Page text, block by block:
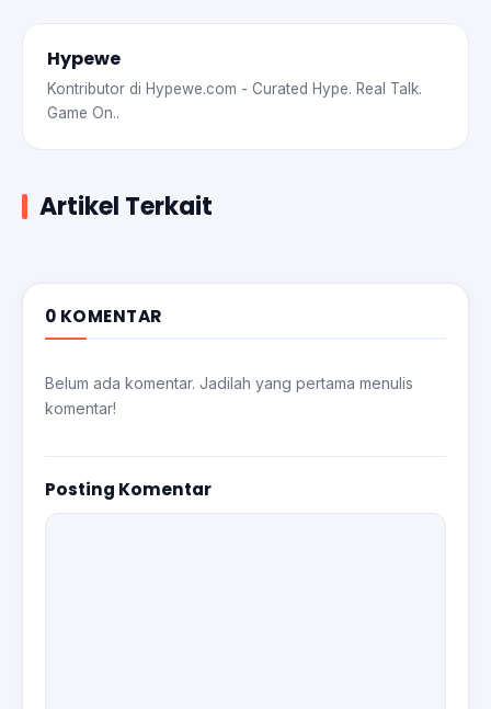
Hypewe
Kontributor di Hypewe.com - Curated Hype. Real Talk.
Game On..
Artikel Terkait
0 KOMENTAR
Belum ada komentar. Jadilah yang pertama menulis
komentar!
Posting Komentar